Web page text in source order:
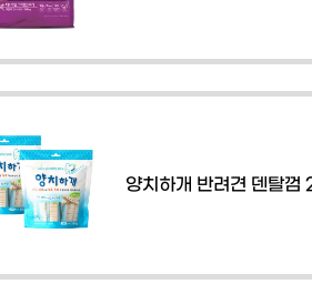
양치하개 반려견 덴탈껌